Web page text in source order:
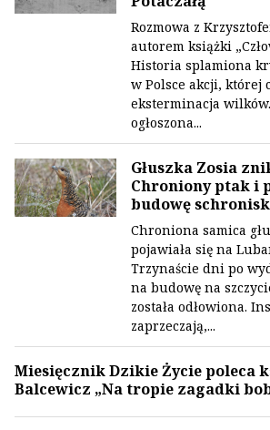
Rozmowa z
autorem książki
Historia splamiona
w Polsce akcji, której
eksterminacja
ogłoszona...
Głuszka Zosia
Chroniony ptak i
budowę
Chroniona samica
pojawiała się na
Trzynaście dni po
na budowę na
została odłowiona.
zaprzeczają,...
Miesięcznik Dzikie Życie poleca
Balcewicz „Na tropie zagadki